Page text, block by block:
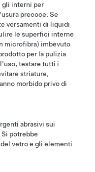
gli interni per
precoce. Se
versamenti di liquidi
le superfici interne
microfibra) imbevuto
per la pulizia
testare tutti i
striature,
morbido privo di
abrasivi sui
potrebbe
vetro e gli elementi